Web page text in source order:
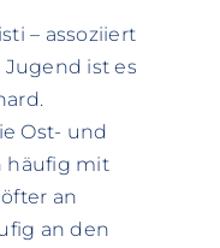
– assoziiert
ist es
Ost- und
häufig mit
an
an den